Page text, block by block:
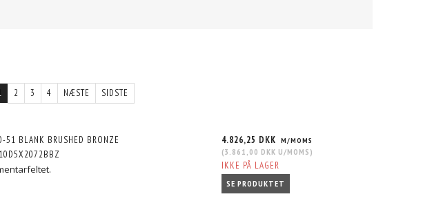
2 3 4 NÆSTE SIDSTE
51 BLANK BRUSHED BRONZE
4.826,25 DKK M/MOMS
(3.861,00 DKK U/MOMS )
IKKE PÅ LAGER
SE PRODUKTET